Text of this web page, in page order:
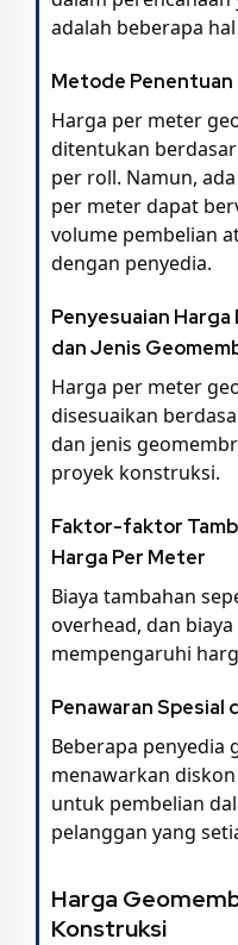
adalah beberapa
Metode Penentuan
Harga per meter
ditentukan
per roll. Namun,
per meter dapat
volume pembelian
dengan penyedia.
Penyesuaian
dan Jenis
Harga per meter
disesuaikan
dan jenis
proyek konstruksi.
Faktor-faktor
Harga Per Meter
Biaya tambahan
overhead, dan
mempengaruhi
Penawaran Spesial
Beberapa penyedia
menawarkan
untuk pembelian
pelanggan yang
Harga
Konstruksi